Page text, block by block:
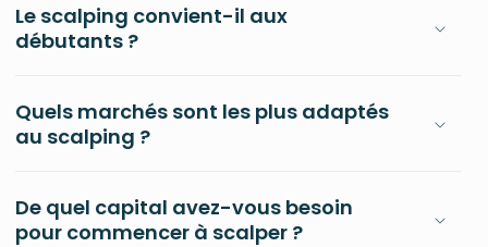
Le scalping convient-il aux
débutants ?
Quels marchés sont les plus adaptés
au scalping ?
De quel capital avez-vous besoin
pour commencer à scalper ?